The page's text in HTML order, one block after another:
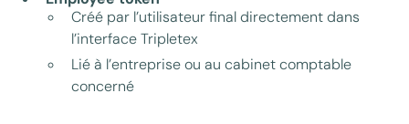
Créé par l’utilisateur final directement dans
l’interface Tripletex
Lié à l’entreprise ou au cabinet comptable
concerné